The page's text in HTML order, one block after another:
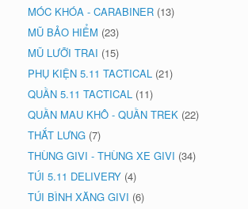
MÓC KHÓA - CARABINER (13)
MŨ BẢO HIỂM (23)
MŨ LƯỠI TRAI (15)
PHỤ KIỆN 5.11 TACTICAL (21)
QUẦN 5.11 TACTICAL (11)
QUẦN MAU KHÔ - QUẦN TREK (22)
THẮT LƯNG (7)
THÙNG GIVI - THÙNG XE GIVI (34)
TÚI 5.11 DELIVERY (4)
TÚI BÌNH XĂNG GIVI (6)